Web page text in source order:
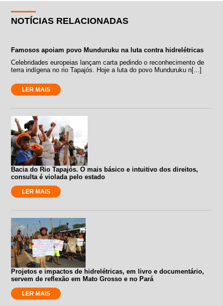
NOTÍCIAS RELACIONADAS
Famosos apoiam povo Munduruku na luta contra hidrelétricas
Celebridades europeias lançam carta pedindo o reconhecimento de
terra indígena no rio Tapajós. Hoje a luta do povo Munduruku n[...]
LER MAIS
Bacia do Rio Tapajós. O mais básico e intuitivo dos direitos,
consulta é violada pelo estado
LER MAIS
Projetos e impactos de hidrelétricas, em livro e documentário,
servem de reflexão em Mato Grosso e no Pará
LER MAIS